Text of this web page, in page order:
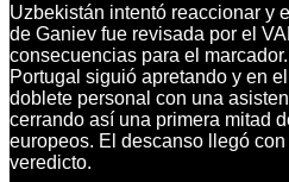
Uzbekistán intentó reaccionar y
de Ganiev fue revisada por el
consecuencias para el
Portugal siguió apretando y en
doblete personal con una
cerrando así una primera mitad
europeos. El descanso llegó
veredicto.